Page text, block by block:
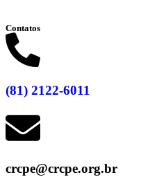
Contatos
(81) 2122-6011
crcpe@crcpe.org.br